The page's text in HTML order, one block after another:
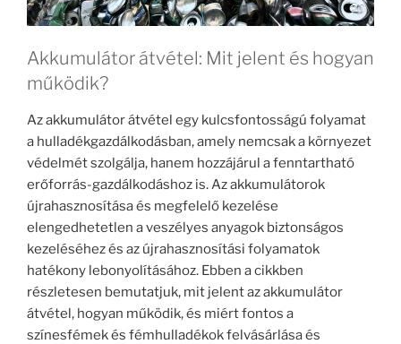
Akkumulátor átvétel: Mit jelent és hogyan
működik?
Az akkumulátor átvétel egy kulcsfontosságú folyamat
a hulladékgazdálkodásban, amely nemcsak a környezet
védelmét szolgálja, hanem hozzájárul a fenntartható
erőforrás-gazdálkodáshoz is. Az akkumulátorok
újrahasznosítása és megfelelő kezelése
elengedhetetlen a veszélyes anyagok biztonságos
kezeléséhez és az újrahasznosítási folyamatok
hatékony lebonyolításához. Ebben a cikkben
részletesen bemutatjuk, mit jelent az akkumulátor
átvétel, hogyan működik, és miért fontos a
színesfémek és fémhulladékok felvásárlása és